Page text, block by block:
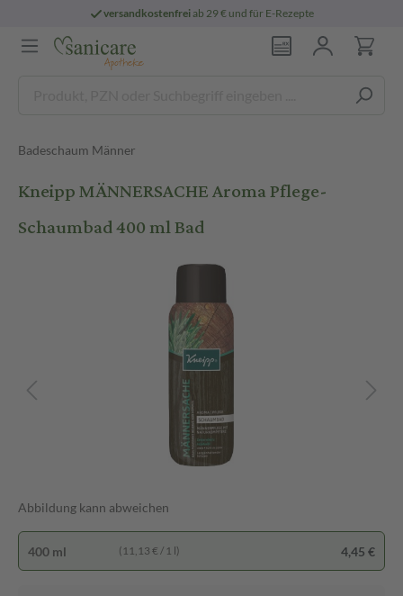
versandkostenfreiab 29 € und für E-Rezepte
Badeschaum Männer
Kneipp MÄNNERSACHE Aroma Pflege-
Schaumbad 400 ml Bad
Abbildung kann abweichen
400 ml (11,13 € / 1 l) 4,45 €